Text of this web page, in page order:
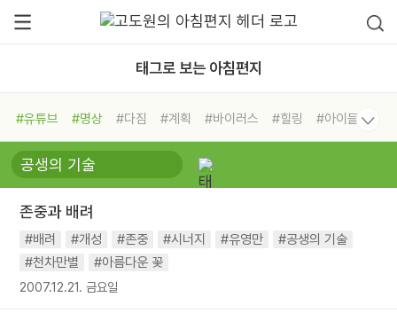
태그로 보는 아침편지
#유튜브 #명상 #다짐 #계획 #바이러스 #힐링
#아이들
#비전캠프
#독서캠프 #삶
#희망
#나눔 #친구 #링컨학교
#독서
#건강
존중과 배려
#배려 #개성 #존중 #시너지 #유영만
#공생의 기술
#천차만별
#아름다운 꽃
2007.12.21. 금요일